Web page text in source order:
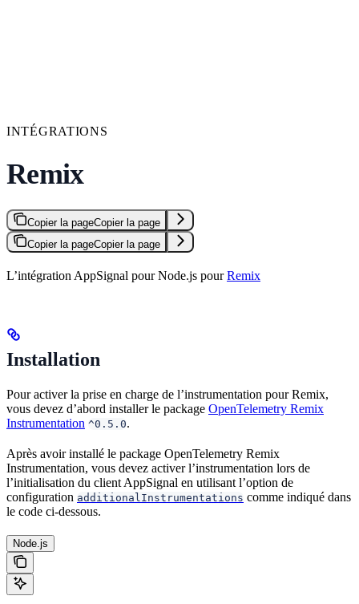
INTÉGRATIONS
Remix
Copier la pageCopier la page
Copier la pageCopier la page
L’intégration AppSignal pour Node.js pourRemix
Installation
Pour activer la prise en charge de l’instrumentation pour Remix,
vous devez d’abord installer le package OpenTelemetry Remix
Instrumentation ^0.5.0.
Après avoir installé le package OpenTelemetry Remix
Instrumentation, vous devez activer l’instrumentation lors de
l’initialisation du client AppSignal en utilisant l’option de
configuration additionalInstrumentations comme indiqué dans
le code ci-dessous.
Node.js